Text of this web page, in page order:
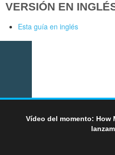
VERSIÓN EN
Esta guía en inglés
Vídeo del momento: How